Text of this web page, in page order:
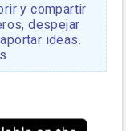
y compartir
despejar
ideas.